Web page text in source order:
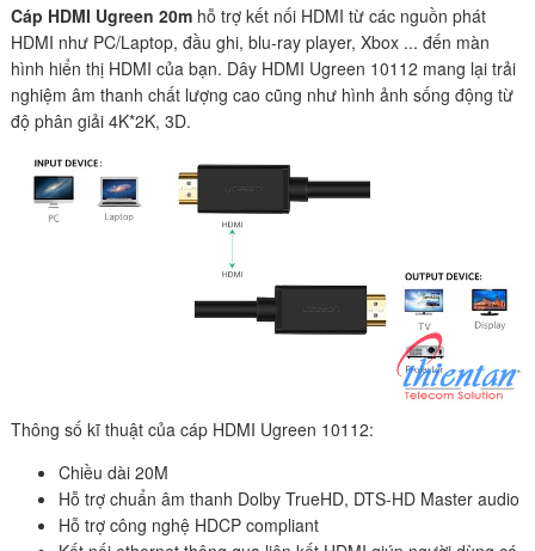
Cáp HDMI Ugreen 20mhỗ trợ kết nối HDMI từ các nguồn phát
HDMI như PC/Laptop, đầu ghi, blu-ray player, Xbox ... đến màn
hình hiển thị HDMI của bạn. Dây HDMI Ugreen 10112 mang lại trải
nghiệm âm thanh chất lượng cao cũng như hình ảnh sống động từ
độ phân giải 4K*2K, 3D.
Thông số kĩ thuật của cáp HDMI Ugreen 10112:
Chiều dài 20M
Hỗ trợ chuẩn âm thanh Dolby TrueHD, DTS-HD Master audio
Hỗ trợ công nghệ HDCP compliant